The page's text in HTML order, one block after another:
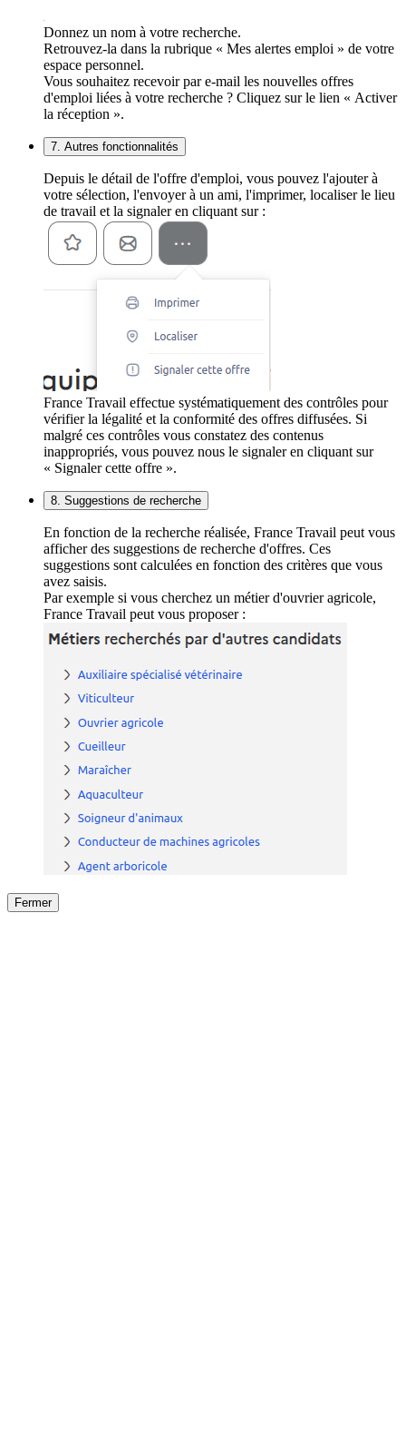
Donnez un nom à votre recherche.
Retrouvez-la dans la rubrique « Mes alertes emploi » de votre
espace personnel.
Vous souhaitez recevoir par e-mail les nouvelles offres
d'emploi liées à votre recherche ? Cliquez sur le lien « Activer
la réception ».
7. Autres fonctionnalités
Depuis le détail de l'offre d'emploi, vous pouvez l'ajouter à
votre sélection, l'envoyer à un ami, l'imprimer, localiser le lieu
de travail et la signaler en cliquant sur :
France Travail effectue systématiquement des contrôles pour
vérifier la légalité et la conformité des offres diffusées. Si
malgré ces contrôles vous constatez des contenus
inappropriés, vous pouvez nous le signaler en cliquant sur
« Signaler cette offre ».
8. Suggestions de recherche
En fonction de la recherche réalisée, France Travail peut vous
afficher des suggestions de recherche d'offres. Ces
suggestions sont calculées en fonction des critères que vous
avez saisis.
Par exemple si vous cherchez un métier d'ouvrier agricole,
France Travail peut vous proposer :
Fermer